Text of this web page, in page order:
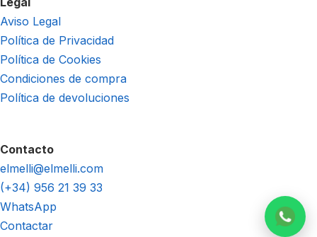
Aviso Legal
Política de Privacidad
Política de Cookies
Condiciones de compra
Política de devoluciones
Contacto
elmelli@elmelli.com
(+34) 956 21 39 33
WhatsApp
Contactar